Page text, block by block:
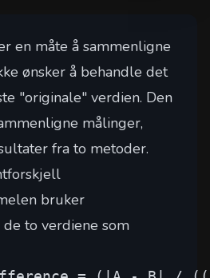
en måte å sammenligne
ønsker å behandle det
"originale" verdien. Den
målinger,
fra to metoder.
bruker
to verdiene som